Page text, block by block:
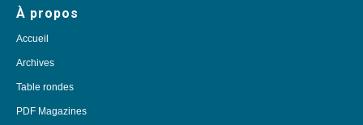
À propos
Accueil
Archives
Table rondes
PDF Magazines